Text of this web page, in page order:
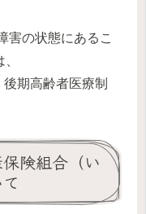
害の状態にあるこ
期高齢者医療制
険組合（い